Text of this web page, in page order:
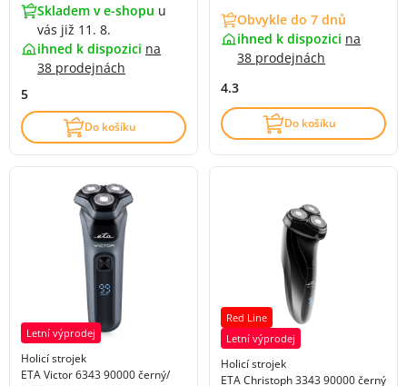
Skladem v e-shopu u
vás již 11. 8.
ihned k dispozici na
38 prodejnách
5
Do košíku
Obvykle do 7 dnů
ihned k dispozici na
38 prodejnách
4.3
Do košíku
Letní výprodej
Holicí strojek
ETA Victor 6343 90000 černý/
Red Line
Letní výprodej
Holicí strojek
ETA Christoph 3343 90000 černý